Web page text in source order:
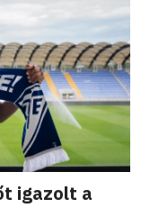
igazolt a